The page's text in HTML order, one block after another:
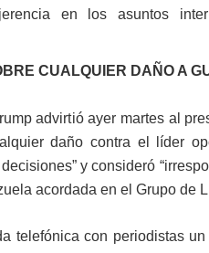
en los asuntos
CUALQUIER DAÑO A
advirtió ayer martes al
daño contra el líder
y consideró
acordada en el Grupo de
telefónica con periodistas un